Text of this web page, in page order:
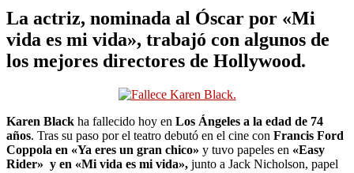
La actriz, nominada al Óscar por «Mi
vida es mi vida», trabajó con algunos de
los mejores directores de Hollywood.
Karen Black ha fallecido hoy en Los Ángeles a la edad de 74
años. Tras su paso por el teatro debutó en el cine con Francis Ford
Coppola en «Ya eres un gran chico» y tuvo papeles en «Easy
Rider» y en «Mi vida es mi vida», junto a Jack Nicholson, papel